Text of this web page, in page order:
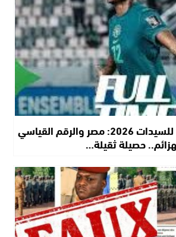
كأس أمم إفريقيا للسيدات 2026: مصر والرقم القياسي
حصيلة ثقيلة…